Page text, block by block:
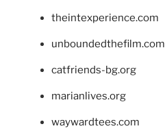
theintexperience.com
unboundedthefilm.com
catfriends-bg.org
marianlives.org
waywardtees.com